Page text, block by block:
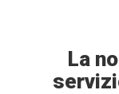
La